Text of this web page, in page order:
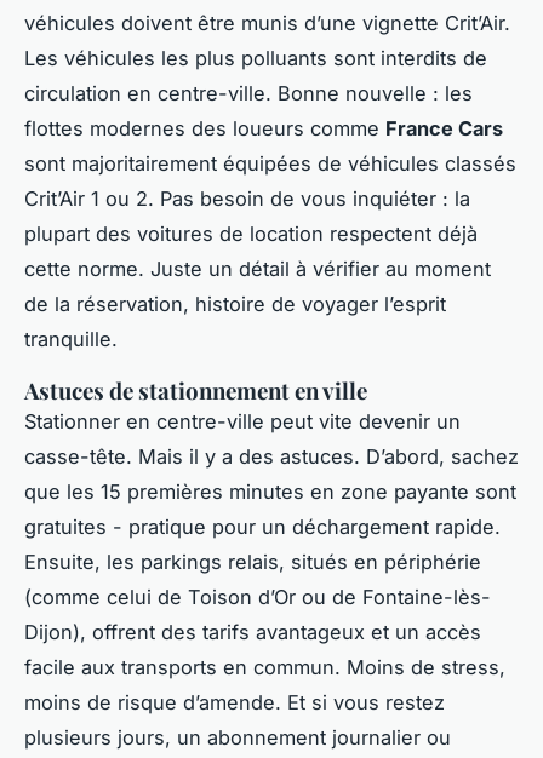
véhicules doivent être munis d’une vignette Crit’Air.
Les véhicules les plus polluants sont interdits de
circulation en centre-ville. Bonne nouvelle : les
flottes modernes des loueurs comme France Cars
sont majoritairement équipées de véhicules classés
Crit’Air 1 ou 2. Pas besoin de vous inquiéter : la
plupart des voitures de location respectent déjà
cette norme. Juste un détail à vérifier au moment
de la réservation, histoire de voyager l’esprit
tranquille.
Astuces de stationnement en ville
Stationner en centre-ville peut vite devenir un
casse-tête. Mais il y a des astuces. D’abord, sachez
que les 15 premières minutes en zone payante sont
gratuites - pratique pour un déchargement rapide.
Ensuite, les parkings relais, situés en périphérie
(comme celui de Toison d’Or ou de Fontaine-lès-
Dijon), offrent des tarifs avantageux et un accès
facile aux transports en commun. Moins de stress,
moins de risque d’amende. Et si vous restez
plusieurs jours, un abonnement journalier ou